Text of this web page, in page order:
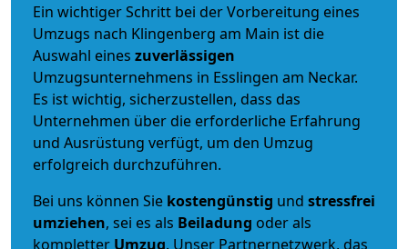
Ein wichtiger Schritt bei der Vorbereitung eines
Umzugs nach Klingenberg am Main ist die
Auswahl eines zuverlässigen
Umzugsunternehmens in Esslingen am Neckar.
Es ist wichtig, sicherzustellen, dass das
Unternehmen über die erforderliche Erfahrung
und Ausrüstung verfügt, um den Umzug
erfolgreich durchzuführen.
Bei uns können Sie kostengünstig und stressfrei
umziehen, sei es als Beiladung oder als
kompletter Umzug. Unser Partnernetzwerk, das